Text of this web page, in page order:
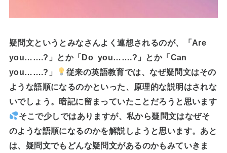
疑問文というとみなさんよく連想されるのが、「Are
you…….?」とか「Do you…….?」とか「Can
you…….?」
従来の英語教育では、なぜ疑問文はその
ような語順になるのかといった、原理的な説明はされな
いでしょう。暗記に留まっていたことだろうと思います
そこで少しではありますが、私から疑問文はなぜそ
のような語順になるのかを解説しようと思います。あと
は、 疑問文でもどんな疑問文があるのかもみていきま